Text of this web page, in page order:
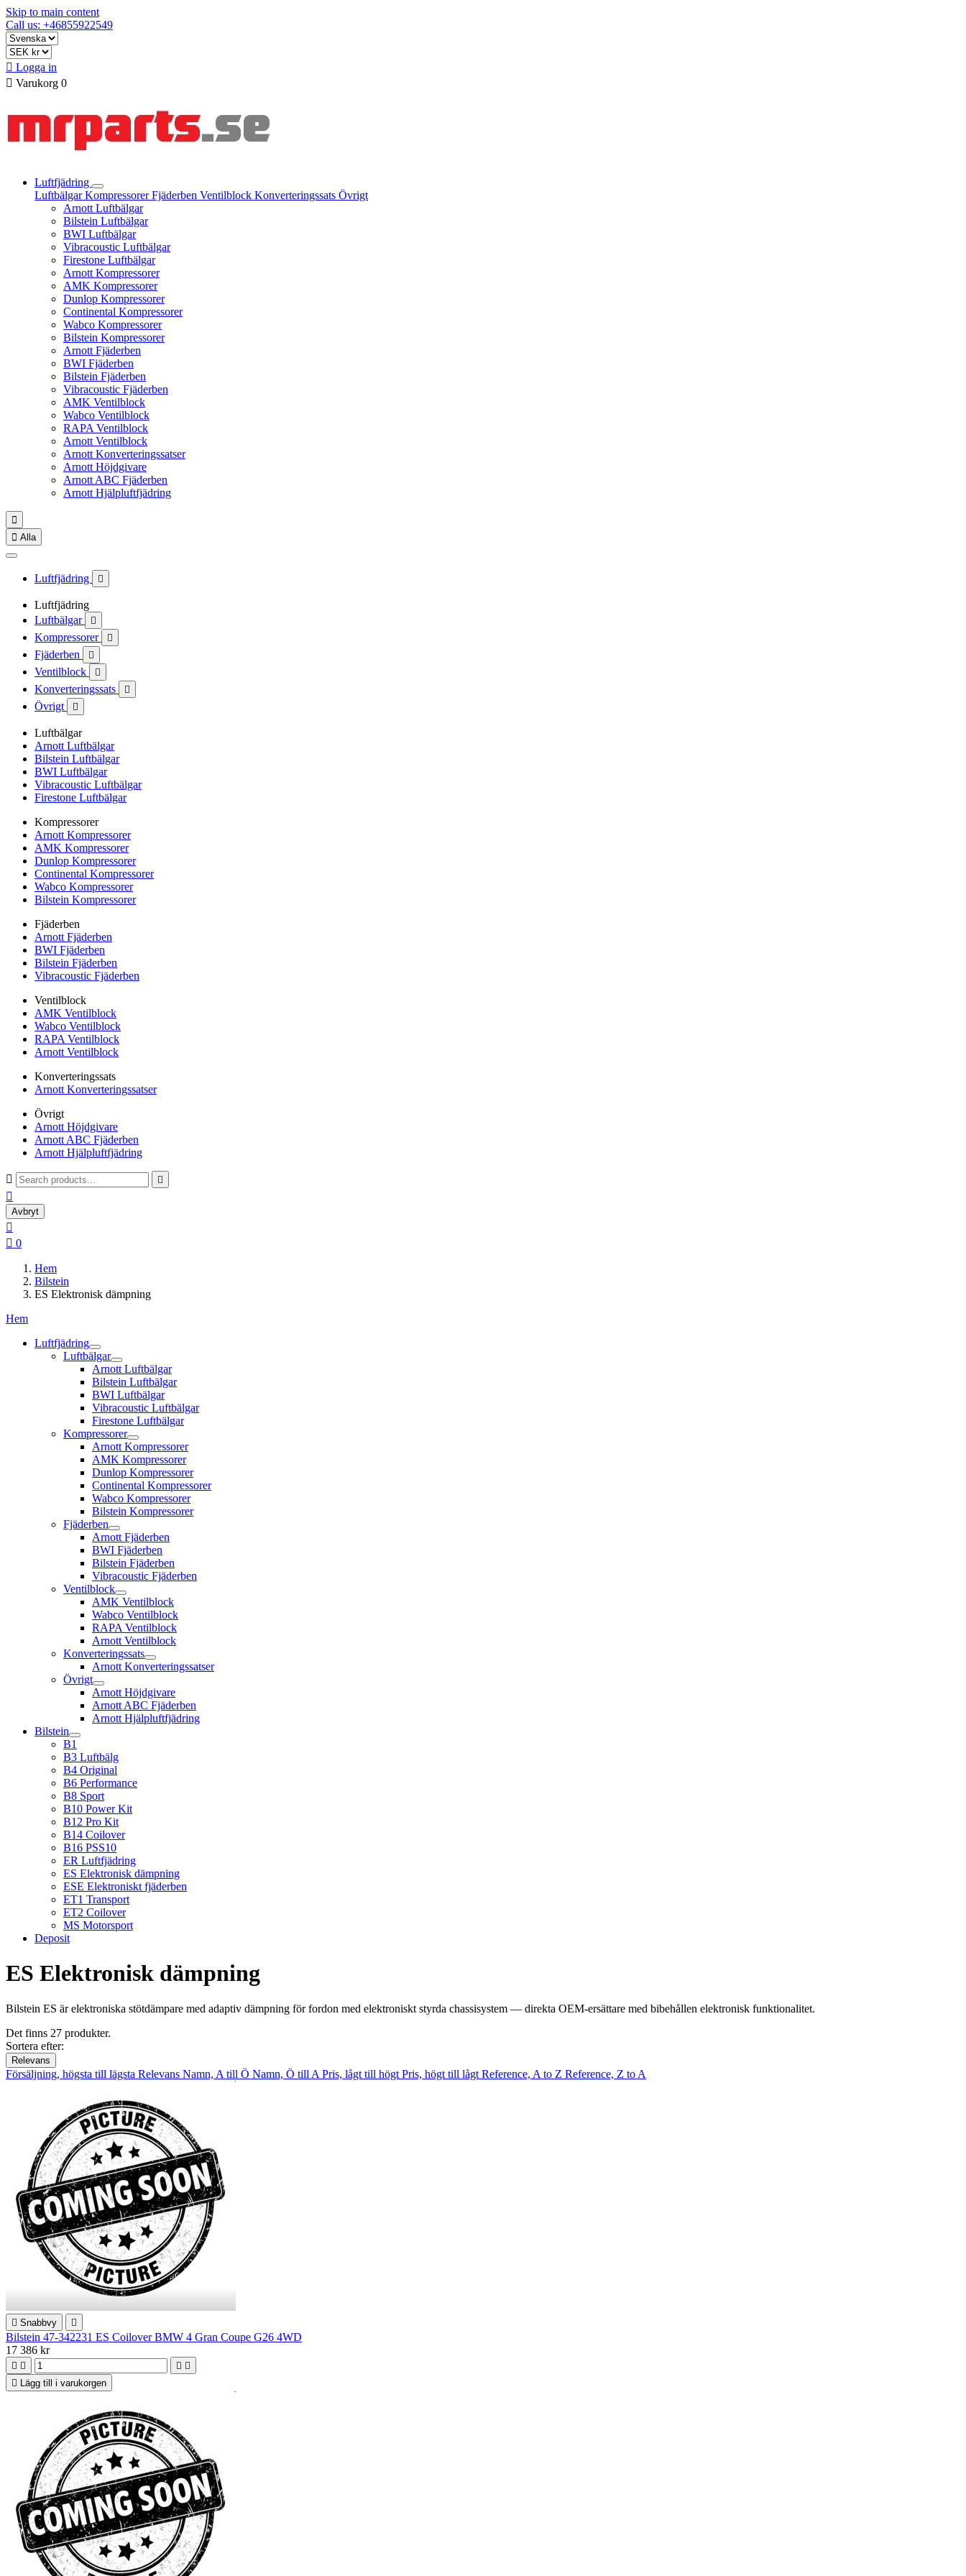
Skip to main content
Call us: +46855922549
 Logga in
 Varukorg 0
Luftfjädring
LuftbälgarKompressorerFjäderben Ventilblock Konverteringssats Övrigt
Arnott Luftbälgar
Bilstein Luftbälgar
BWI Luftbälgar
Vibracoustic Luftbälgar
Firestone Luftbälgar
Arnott Kompressorer
AMK Kompressorer
Dunlop Kompressorer
Continental Kompressorer
Wabco Kompressorer
Bilstein Kompressorer
Arnott Fjäderben
BWI Fjäderben
Bilstein Fjäderben
Vibracoustic Fjäderben
AMK Ventilblock
Wabco Ventilblock
RAPA Ventilblock
Arnott Ventilblock
Arnott Konverteringssatser
Arnott Höjdgivare
Arnott ABC Fjäderben
Arnott Hjälpluftfjädring

 Alla
Luftfjädring 
Luftfjädring
Luftbälgar

Kompressorer 
Fjäderben 
Ventilblock 
Konverteringssats 
Övrigt 
Luftbälgar
Arnott Luftbälgar
Bilstein Luftbälgar
BWI Luftbälgar
Vibracoustic Luftbälgar
Firestone Luftbälgar
Kompressorer
Arnott Kompressorer
AMK Kompressorer
Dunlop Kompressorer
Continental Kompressorer
Wabco Kompressorer
Bilstein Kompressorer
Fjäderben
Arnott Fjäderben
BWI Fjäderben
Bilstein Fjäderben
Vibracoustic Fjäderben
Ventilblock
AMK Ventilblock
Wabco Ventilblock
RAPA Ventilblock
Arnott Ventilblock
Konverteringssats
Arnott Konverteringssatser
Övrigt
Arnott Höjdgivare
Arnott ABC Fjäderben
Arnott Hjälpluftfjädring
 

Avbryt

 0
Hem
Bilstein
ES Elektronisk dämpning
Hem
Luftfjädring
Luftbälgar
Arnott Luftbälgar
Bilstein Luftbälgar
BWI Luftbälgar
Vibracoustic Luftbälgar
Firestone Luftbälgar
Kompressorer
Arnott Kompressorer
AMK Kompressorer
Dunlop Kompressorer
Continental Kompressorer
Wabco Kompressorer
Bilstein Kompressorer
Fjäderben
Arnott Fjäderben
BWI Fjäderben
Bilstein Fjäderben
Vibracoustic Fjäderben
Ventilblock
AMK Ventilblock
Wabco Ventilblock
RAPA Ventilblock
Arnott Ventilblock
Konverteringssats
Arnott Konverteringssatser
Övrigt
Arnott Höjdgivare
Arnott ABC Fjäderben
Arnott Hjälpluftfjädring
Bilstein
B1
B3 Luftbälg
B4 Original
B6 Performance
B8 Sport
B10 Power Kit
B12 Pro Kit
B14 Coilover
B16 PSS10
ER Luftfjädring
ES Elektronisk dämpning
ESE Elektroniskt fjäderben
ET1 Transport
ET2 Coilover
MS Motorsport
Deposit
ES Elektronisk dämpning
Bilstein ES är elektroniska stötdämpare med adaptiv dämpning för fordon med elektroniskt styrda chassisystem — direkta OEM-ersättare med bibehållen elektronisk funktionalitet.
Det finns 27 produkter.
Sortera efter:
Relevans
Försäljning, högsta till lägsta Relevans Namn, A till Ö Namn, Ö till A Pris, lågt till högt Pris, högt till lågt Reference, A to Z Reference, Z to A
 Snabbvy 
Bilstein 47-342231 ES Coilover BMW 4 Gran Coupe G26 4WD
17 386 kr
   

Lägg till i varukorgen